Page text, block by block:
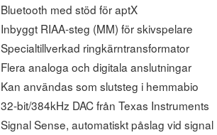
Bluetooth med stöd för aptX
Inbyggt RIAA-steg (MM) för skivspelare
Specialtillverkad ringkärntransformator
Flera analoga och digitala anslutningar
Kan användas som slutsteg i hemmabio
32-bit/384kHz DAC från Texas Instruments
Signal Sense, automatiskt påslag vid signal